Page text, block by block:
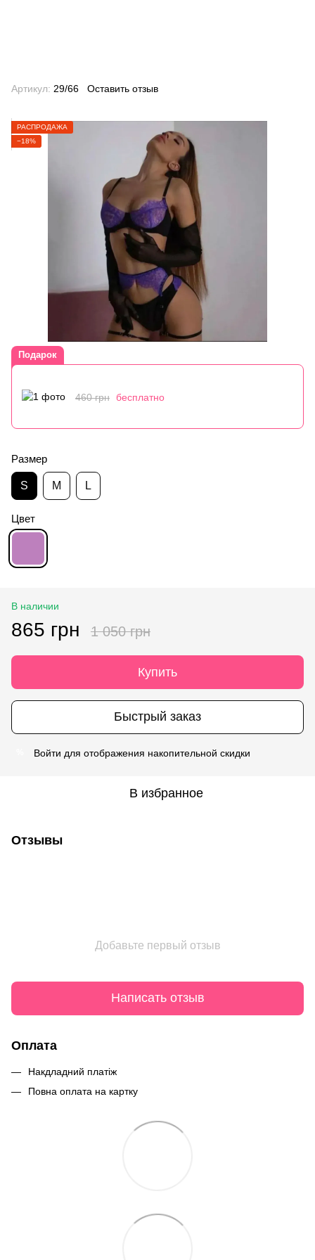
Артикул: 29/66 Оставить отзыв
РАСПРОДАЖА
−18%
Подарок
460 грн бесплатно
Размер
S M L
Цвет
В наличии
865 грн 1 050 грн
Купить
Быстрый заказ
Войти для отображения накопительной скидки
В избранное
Отзывы
Добавьте первый отзыв
Написать отзыв
Оплата
Накдладний платіж
Повна оплата на картку